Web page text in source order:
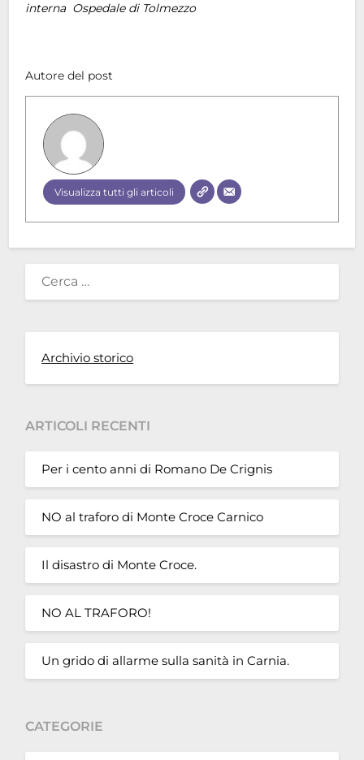
interna Ospedale di Tolmezzo
Autore del post
Visualizza tutti gli articoli
RICERCA
Archivio storico
ARTICOLI RECENTI
Per i cento anni di Romano De Crignis
NO al traforo di Monte Croce Carnico
Il disastro di Monte Croce.
NO AL TRAFORO!
Un grido di allarme sulla sanità in Carnia.
CATEGORIE